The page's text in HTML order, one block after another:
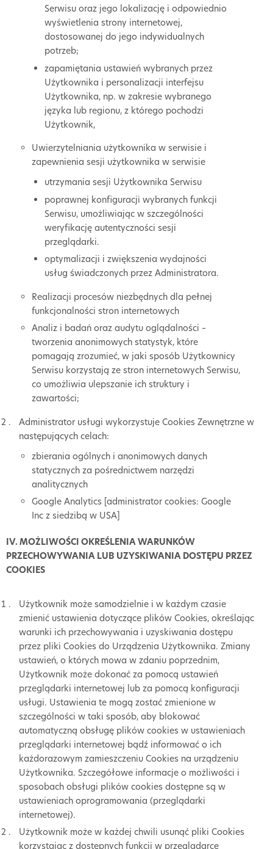
Serwisu oraz jego lokalizację i odpowiednio
wyświetlenia strony internetowej,
dostosowanej do jego indywidualnych
potrzeb;
zapamiętania ustawień wybranych przez
Użytkownika i personalizacji interfejsu
Użytkownika, np. w zakresie wybranego
języka lub regionu, z którego pochodzi
Użytkownik,
Uwierzytelniania użytkownika w serwisie i
zapewnienia sesji użytkownika w serwisie
utrzymania sesji Użytkownika Serwisu
poprawnej konfiguracji wybranych funkcji
Serwisu, umożliwiając w szczególności
weryfikację autentyczności sesji
przeglądarki.
optymalizacji i zwiększenia wydajności
usług świadczonych przez Administratora.
Realizacji procesów niezbędnych dla pełnej
funkcjonalności stron internetowych
Analiz i badań oraz audytu oglądalności –
tworzenia anonimowych statystyk, które
pomagają zrozumieć, w jaki sposób Użytkownicy
Serwisu korzystają ze stron internetowych Serwisu,
co umożliwia ulepszanie ich struktury i
zawartości;
Administrator usługi wykorzystuje Cookies Zewnętrzne w
następujących celach:
zbierania ogólnych i anonimowych danych
statycznych za pośrednictwem narzędzi
analitycznych
Google Analytics [administrator cookies: Google
Inc z siedzibą w USA]
IV. MOŻLIWOŚCI OKREŚLENIA WARUNKÓW
PRZECHOWYWANIA LUB UZYSKIWANIA DOSTĘPU PRZEZ
COOKIES
Użytkownik może samodzielnie i w każdym czasie
zmienić ustawienia dotyczące plików Cookies, określając
warunki ich przechowywania i uzyskiwania dostępu
przez pliki Cookies do Urządzenia Użytkownika. Zmiany
ustawień, o których mowa w zdaniu poprzednim,
Użytkownik może dokonać za pomocą ustawień
przeglądarki internetowej lub za pomocą konfiguracji
usługi. Ustawienia te mogą zostać zmienione w
szczególności w taki sposób, aby blokować
automatyczną obsługę plików cookies w ustawieniach
przeglądarki internetowej bądź informować o ich
każdorazowym zamieszczeniu Cookies na urządzeniu
Użytkownika. Szczegółowe informacje o możliwości i
sposobach obsługi plików cookies dostępne są w
ustawieniach oprogramowania (przeglądarki
internetowej).
Użytkownik może w każdej chwili usunąć pliki Cookies
korzystając z dostępnych funkcji w przeglądarce